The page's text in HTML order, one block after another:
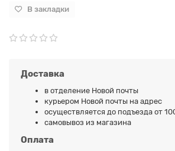
В закладки
Доставка
в отделение Новой почты
курьером Новой почты на адрес
осуществляется до подъезда от
самовывоз из магазина
Оплата